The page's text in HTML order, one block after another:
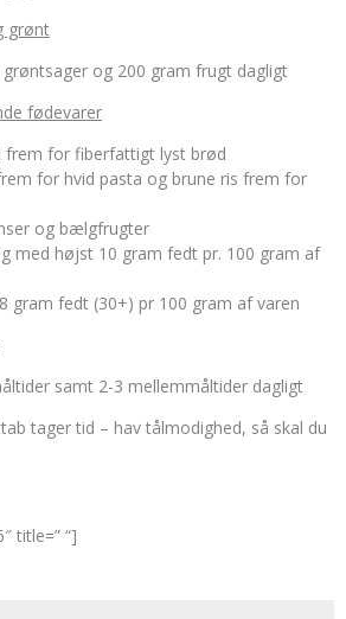
grønt
grøntsager og 200 gram frugt dagligt
fødevarer
frem for fiberfattigt lyst brød
for hvid pasta og brune ris frem for
og bælgfrugter
med højst 10 gram fedt pr. 100 gram af
gram fedt (30+) pr 100 gram af varen
samt 2-3 mellemmåltider dagligt
tager tid – hav tålmodighed, så skal du
title=” “]